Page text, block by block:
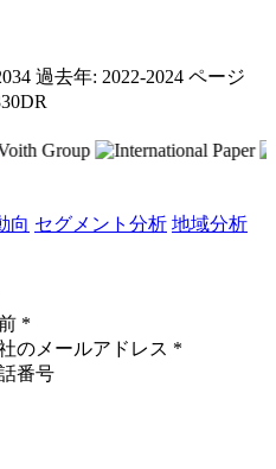
過去年: 2022-2024 ページ
向 セグメント分析 地域分析
*
のメールアドレス *
番号